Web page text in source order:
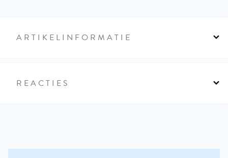
ARTIKELINFORMATIE
REACTIES